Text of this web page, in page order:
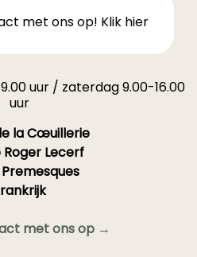
met ons op! Klik hier
uur / zaterdag 9.00-16.00
uur
la Cœuillerie
Roger Lecerf
met ons op →